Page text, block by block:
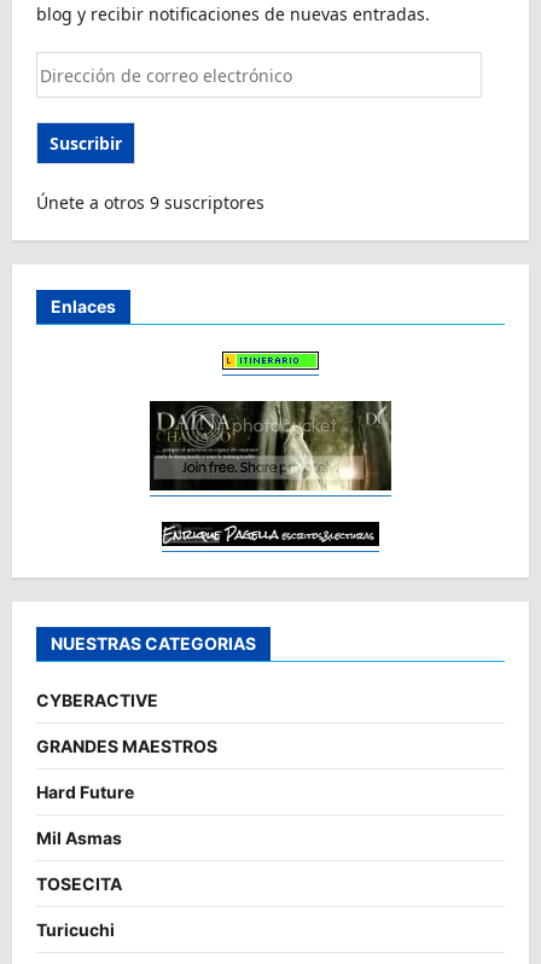
blog y recibir notificaciones de nuevas entradas.
Dirección
de
correo
electrónico
Suscribir
Únete a otros 9 suscriptores
Enlaces
NUESTRAS CATEGORIAS
CYBERACTIVE
GRANDES MAESTROS
Hard Future
Mil Asmas
TOSECITA
Turicuchi